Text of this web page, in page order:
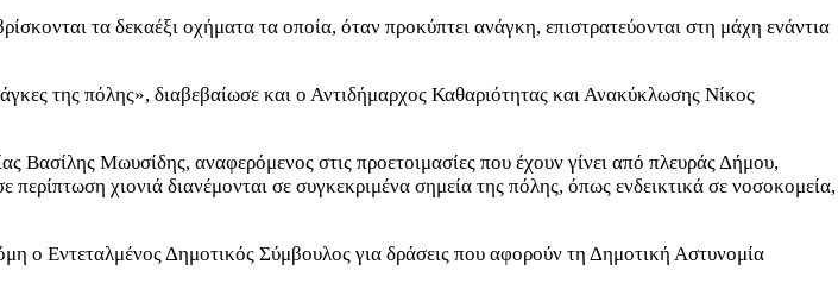
τα δεκαέξι οχήματα τα οποία, όταν προκύπτει ανάγκη, επιστρατεύονται στη μάχη ενάντια
της πόλης», διαβεβαίωσε και ο Αντιδήμαρχος Καθαριότητας και Ανακύκλωσης Νίκος
Βασίλης Μωυσίδης, αναφερόμενος στις προετοιμασίες που έχουν γίνει από πλευράς Δήμου,
χιονιά διανέμονται σε συγκεκριμένα σημεία της πόλης, όπως ενδεικτικά σε νοσοκομεία,
ο Εντεταλμένος Δημοτικός Σύμβουλος για δράσεις που αφορούν τη Δημοτική Αστυνομία